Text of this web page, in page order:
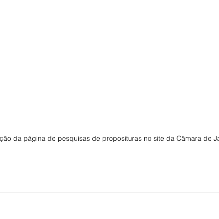
da página de pesquisas de proposituras no site da Câmara de